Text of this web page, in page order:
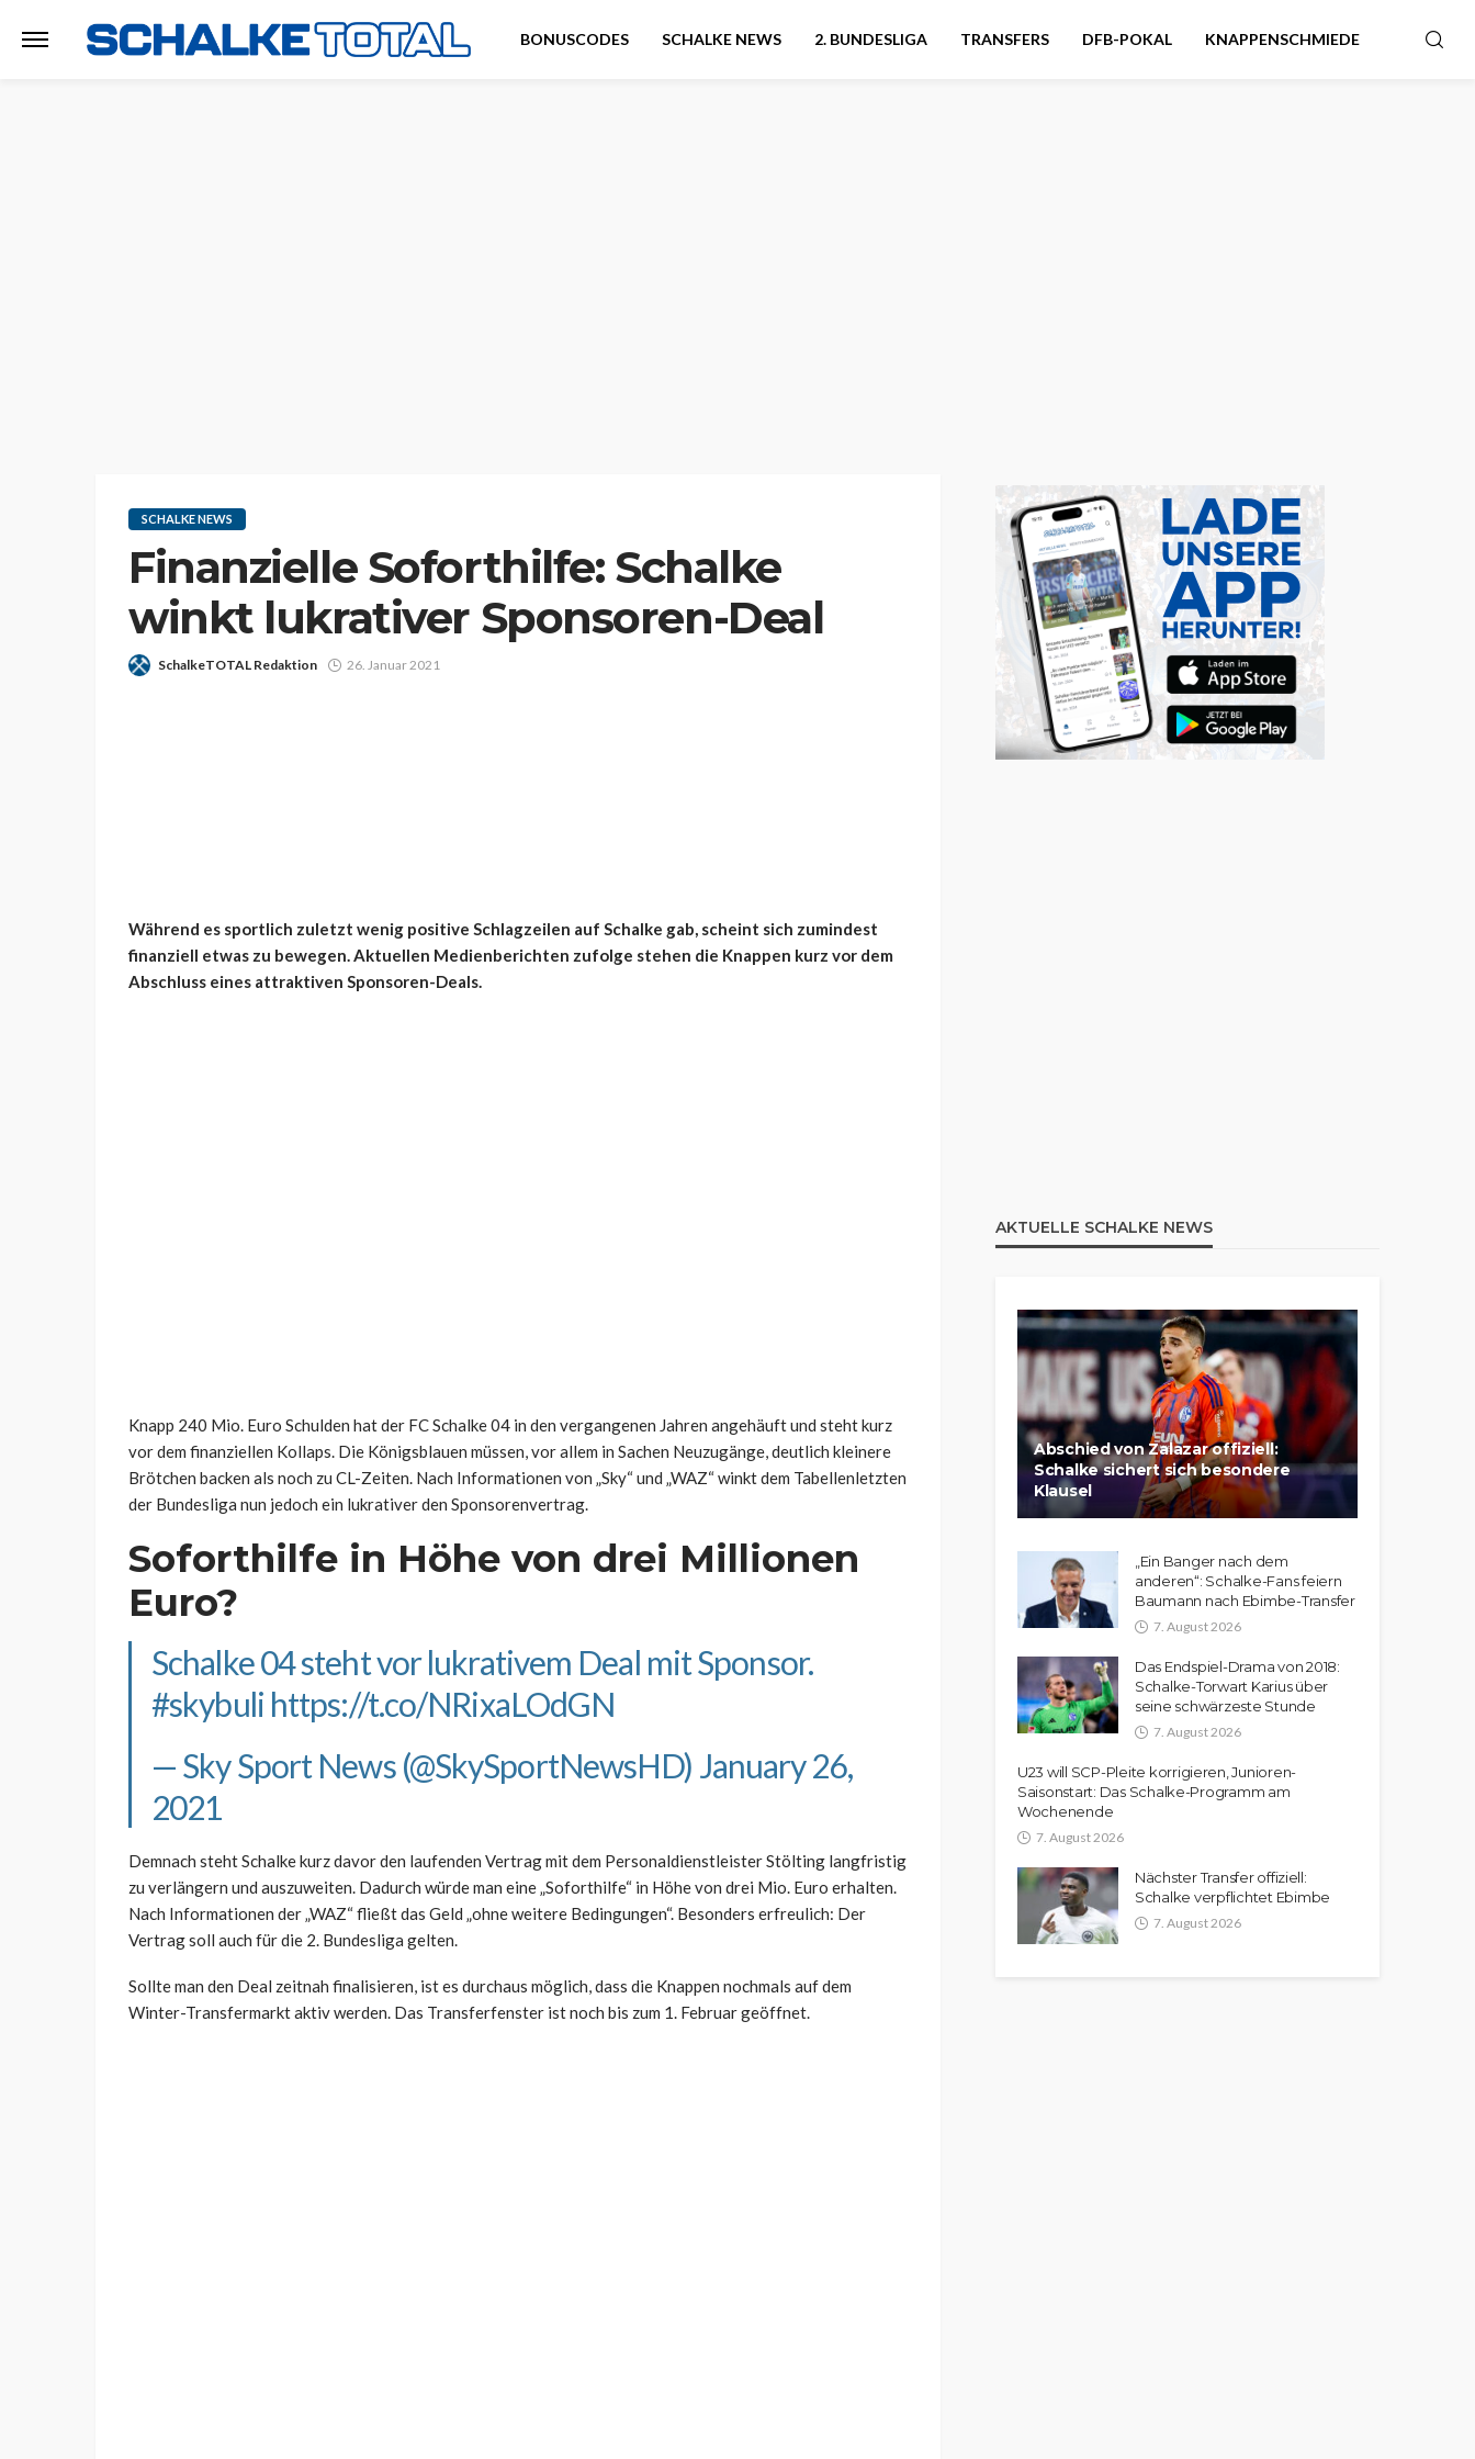
BONUSCODES SCHALKE NEWS 2. BUNDESLIGA TRANSFERS DFB-POKAL KNAPPENSCHMIEDE
SCHALKE NEWS
Finanzielle Soforthilfe: Schalke
winkt lukrativer Sponsoren-Deal
SchalkeTOTAL Redaktion 26. Januar 2021
Während es sportlich zuletzt wenig positive Schlagzeilen auf Schalke gab, scheint sich zumindest
finanziell etwas zu bewegen. Aktuellen Medienberichten zufolge stehen die Knappen kurz vor dem
Abschluss eines attraktiven Sponsoren-Deals.
Knapp 240 Mio. Euro Schulden hat der FC Schalke 04 in den vergangenen Jahren angehäuft und steht kurz
vor dem finanziellen Kollaps. Die Königsblauen müssen, vor allem in Sachen Neuzugänge, deutlich kleinere
Brötchen backen als noch zu CL-Zeiten. Nach Informationen von „Sky“ und „WAZ“ winkt dem Tabellenletzten
der Bundesliga nun jedoch ein lukrativer den Sponsorenvertrag.
Soforthilfe in Höhe von drei Millionen
Euro?
Schalke 04 steht vor lukrativem Deal mit Sponsor.
#skybuli https://t.co/NRixaLOdGN
— Sky Sport News (@SkySportNewsHD) January 26,
2021
Demnach steht Schalke kurz davor den laufenden Vertrag mit dem Personaldienstleister Stölting langfristig
zu verlängern und auszuweiten. Dadurch würde man eine „Soforthilfe“ in Höhe von drei Mio. Euro erhalten.
Nach Informationen der „WAZ“ fließt das Geld „ohne weitere Bedingungen“. Besonders erfreulich: Der
Vertrag soll auch für die 2. Bundesliga gelten.
Sollte man den Deal zeitnah finalisieren, ist es durchaus möglich, dass die Knappen nochmals auf dem
Winter-Transfermarkt aktiv werden. Das Transferfenster ist noch bis zum 1. Februar geöffnet.
AKTUELLE SCHALKE NEWS
Abschied von Zalazar offiziell:
Schalke sichert sich besondere
Klausel
„Ein Banger nach dem
anderen“: Schalke-Fans feiern
Baumann nach Ebimbe-Transfer
7. August 2026
Das Endspiel-Drama von 2018:
Schalke-Torwart Karius über
seine schwärzeste Stunde
7. August 2026
U23 will SCP-Pleite korrigieren, Junioren-
Saisonstart: Das Schalke-Programm am
Wochenende
7. August 2026
Nächster Transfer offiziell:
Schalke verpflichtet Ebimbe
7. August 2026